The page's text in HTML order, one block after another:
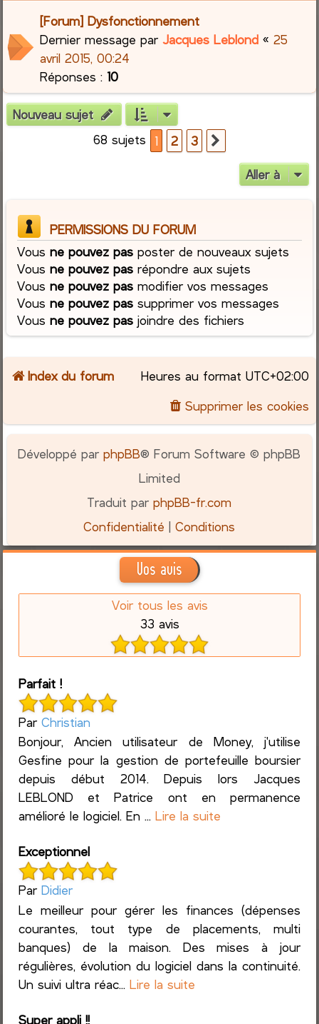
[Forum] Dysfonctionnement
Dernier message parJacques Leblond «25
avril 2015, 00:24
Réponses :10
Nouveau sujet
68 sujets
1 2 3
Aller à
PERMISSIONS DU FORUM
Vousne pouvez pas poster de nouveaux sujets
Vousne pouvez pas répondre aux sujets
Vousne pouvez pas modifier vos messages
Vousne pouvez pas supprimer vos messages
Vousne pouvez pas joindre des fichiers
Index du forum Heures au format UTC+02:00
Supprimer les cookies
Développé parphpBB® Forum Software © phpBB
Limited
Traduit parphpBB-fr.com
Confidentialité |Conditions
Vos avis
Voir tous les avis
33 avis
Parfait !
ParChristian
Bonjour, Ancien utilisateur de Money, j'utilise
Gesfine pour la gestion de portefeuille boursier
depuis début 2014. Depuis lors Jacques
LEBLOND et Patrice ont en permanence
amélioré le logiciel. En ...Lire la suite
Exceptionnel
ParDidier
Le meilleur pour gérer les finances (dépenses
courantes, tout type de placements, multi
banques) de la maison. Des mises à jour
régulières, évolution du logiciel dans la continuité.
Un suivi ultra réac...Lire la suite
Super appli !!